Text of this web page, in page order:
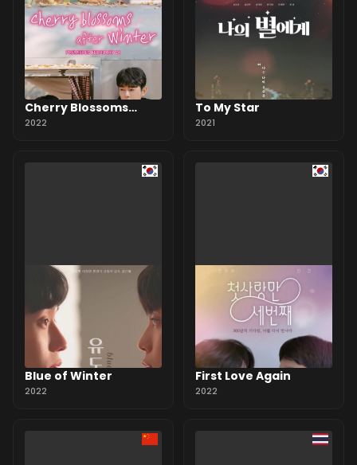
Cherry Blossoms
After Winter
2022
To My Star
2021
Blue of Winter
2022
First Love Again
2022